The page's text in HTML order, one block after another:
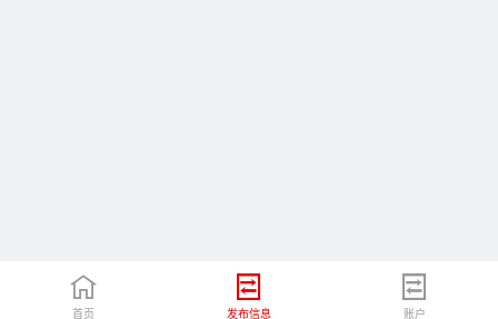
首页 发布信息 账户